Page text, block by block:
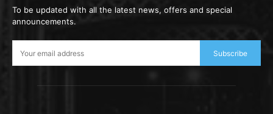
To be updated with all the latest news, offers and special
announcements.
Subscribe